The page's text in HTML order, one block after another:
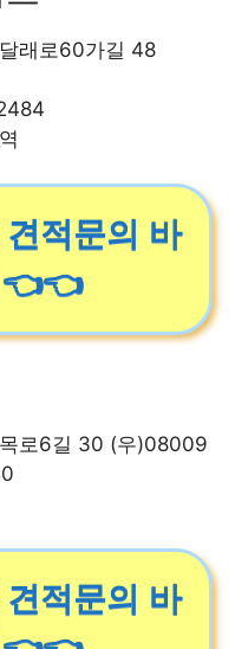
래로60가길 48
적문의 바
👈👈
로6길 30 (우)08009
적문의 바